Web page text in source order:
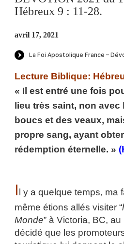
Hébreux 9 : 11-28.
avril 17, 2021
Lecture Biblique:
« Il est entré une fois
lieu très saint, non avec
boucs et des veaux,
propre sang, ayant
rédemption éternelle. »
I l y a quelque temps, ma
même étions allés visiter “
Monde” à Victoria, BC,
décidé que les